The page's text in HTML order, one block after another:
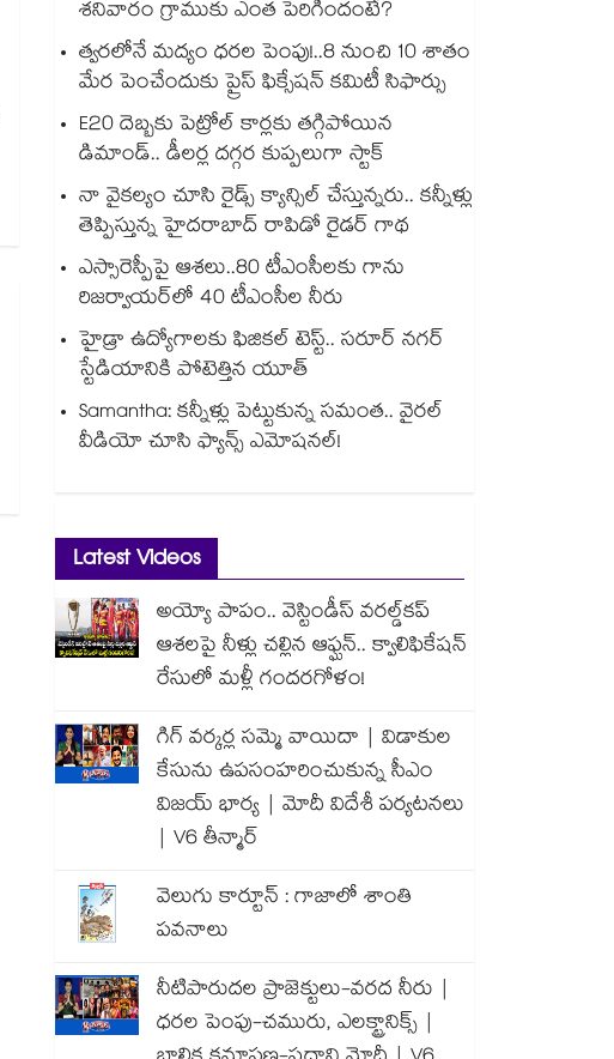
శనివారం గ్రాముకు ఎంత పెరిగిందంటే?
త్వరలోనే మద్యం ధ‌‌ర‌‌ల పెంపు!..8 నుంచి 10 శాతం
మేర పెంచేందుకు ప్రైస్ ఫిక్సేష‌‌న్ క‌‌మిటీ సిఫార్సు
E20 దెబ్బకు పెట్రోల్ కార్లకు తగ్గిపోయిన
డిమాండ్.. డీలర్ల దగ్గర కుప్పలుగా స్టాక్
నా వైకల్యం చూసి రైడ్స్ క్యాన్సిల్ చేస్తున్నరు.. కన్నీళ్లు
తెప్పిస్తున్న హైదరాబాద్ రాపిడో రైడర్ గాథ
ఎస్సారెస్పీపై ఆశలు..80 టీఎంసీలకు గాను
రిజర్వాయర్‌‌‌‌‌‌‌‌‌‌‌‌‌‌‌‌లో 40 టీఎంసీల నీరు
హైడ్రా ఉద్యోగాలకు ఫిజికల్ టెస్ట్.. సరూర్ నగర్
స్టేడియానికి పోటెత్తిన యూత్
Samantha: కన్నీళ్లు పెట్టుకున్న సమంత.. వైరల్
వీడియో చూసి ఫ్యాన్స్ ఎమోషనల్!
Latest Videos
అయ్యో పాపం.. వెస్టిండీస్ వరల్డ్‌కప్
ఆశలపై నీళ్లు చల్లిన ఆఫ్ఘన్.. క్వాలిఫికేషన్
రేసులో మళ్లీ గందరగోళం!
గిగ్ వర్కర్ల సమ్మె వాయిదా | విడాకుల
కేసును ఉపసంహరించుకున్న సీఎం
విజయ్ భార్య | మోదీ విదేశీ పర్యటనలు
| V6 తీన్మార్
వెలుగు కార్టూన్ : గాజాలో శాంతి
పవనాలు
నీటిపారుదల ప్రాజెక్టులు-వరద నీరు |
ధరల పెంపు-చమురు, ఎలక్ట్రానిక్స్ |